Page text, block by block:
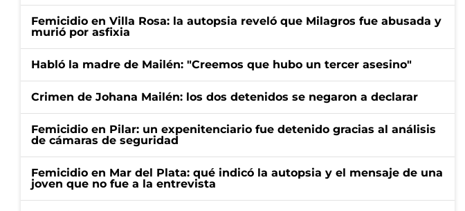
Femicidio en Villa Rosa: la autopsia reveló que Milagros fue abusada y
murió por asfixia
Habló la madre de Mailén: "Creemos que hubo un tercer asesino"
Crimen de Johana Mailén: los dos detenidos se negaron a declarar
Femicidio en Pilar: un expenitenciario fue detenido gracias al análisis
de cámaras de seguridad
Femicidio en Mar del Plata: qué indicó la autopsia y el mensaje de una
joven que no fue a la entrevista